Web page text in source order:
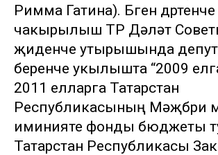
Римма Гатина). Бүген дүртенче
чакырылыш ТР Дәүләт
җиденче утырышында
беренче укылышта “2009
2011 елларга Татарстан
Республикасының Мәҗбүри
иминияте фонды бюджеты
Татарстан Республикасы